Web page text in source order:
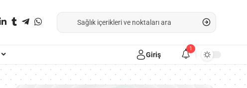
Giriş
1